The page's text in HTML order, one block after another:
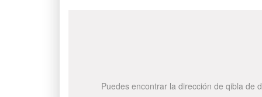
Puedes encontrar la dirección de qibla de